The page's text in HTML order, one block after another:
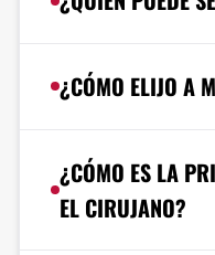
¿CÓMO ELIJO A
¿CÓMO ES LA
EL CIRUJANO?